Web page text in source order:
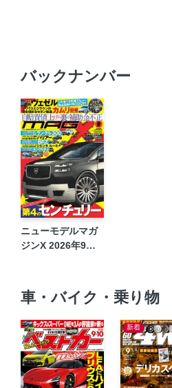
バックナンバー
ニューモデルマガ
ジンX 2026年9月
車・バイク・乗り物
新着